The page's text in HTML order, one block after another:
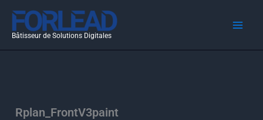
Aller
contenu
Bâtisseur de Solutions Digitales
Rplan_FrontV3paint